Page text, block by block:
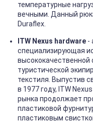
температурные
вечными. Данный
Duraflex.
ITW Nexus hardware -
специализирующая
высококачественной
туристической
текстиля. Выпустив
в 1977 году, ITW
рынка продолжает
пластиковой
пластиковым